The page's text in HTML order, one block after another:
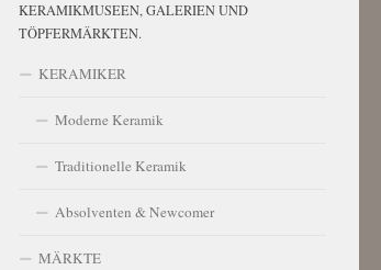
KERAMIKMUSEEN, GALERIEN UND
TÖPFERMÄRKTEN.
KERAMIKER
Moderne Keramik
Traditionelle Keramik
Absolventen & Newcomer
MÄRKTE